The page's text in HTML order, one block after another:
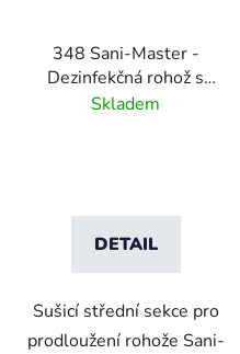
348 Sani-Master -
Dezinfekčná rohož s
vysúšacou vstupnou
Skladem
DETAIL
Sušicí střední sekce pro
prodloužení rohože Sani-